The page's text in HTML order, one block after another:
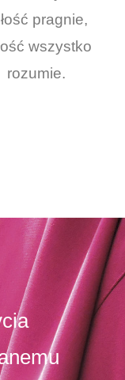
pragnie,
wszystko
rozumie.